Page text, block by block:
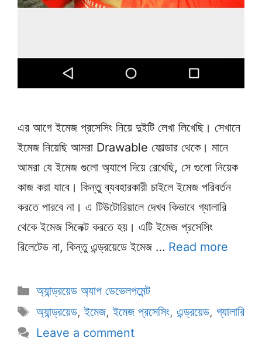
এর আগে ইমেজ প্রসেসিং নিয়ে দুইটি লেখা লিখেছি। সেখানে
ইমেজ নিয়েছি আমরা Drawable ফোল্ডার থেকে। মানে
আমরা যে ইমেজ গুলো অ্যাপে দিয়ে রেখেছি, সে গুলো নিয়েক
কাজ করা যাবে। কিন্তু ব্যবহারকারী চাইলে ইমেজ পরিবর্তন
করতে পারবে না। এ টিউটোরিয়ালে দেখব কিভাবে গ্যালারি
থেকে ইমেজ সিলেক্ট করতে হয়। এটি ইমেজ প্রসেসিং
রিলেটেড না, কিন্তু এন্ড্রয়েডে ইমেজ … Read more
Categories
অ্যান্ড্রয়েড অ্যাপ ডেভেলপমেন্ট
Tags
অ্যান্ড্রয়েড,ইমেজ,ইমেজ প্রসেসিং, এন্ড্রয়েড, গ্যালারি
Leave a comment